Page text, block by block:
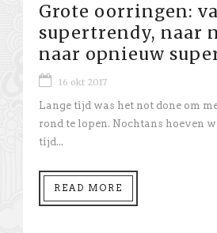
Grote oorringen:
supertrendy, naar
naar opnieuw
16 okt 2017
Lange tijd was het not done om
rond te lopen. Nochtans hoeven
tijd...
READ MORE